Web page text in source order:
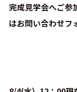
完成見学会へご参
はお問い合わせフ